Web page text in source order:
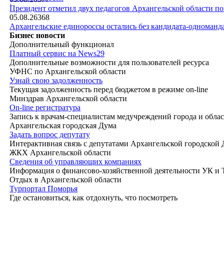
|
Президент отметил двух педагогов Архангельской области
05.08.26368
Архангельские единороссы остались без кандидата-
Бизнес новости
Дополнительный функционал
Платный сервис на News29
Дополнительные возможности для пользователей ресурса
УФНС по Архангельской области
Узнай свою задолженность
Текущая задолженность перед бюджетом в режиме on-line
Минздрав Архангельской области
On-line регистратура
Запись к врачам-специалистам медучреждений города и
Архангельская городская Дума
Задать вопрос депутату
Интерактивная связь с депутатами Архангельской
ЖКХ Архангельской области
Сведения об управляющих компаниях
Информация о финансово-хозяйственной деятельности УК
Отдых в Архангельской области
Турпортал Поморья
Где остановиться, как отдохнуть, что посмотреть